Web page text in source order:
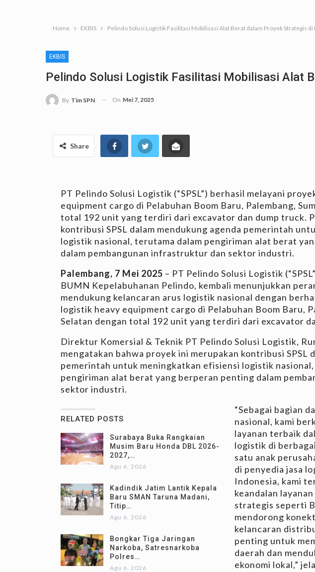
Home EKBIS Pelindo Solusi Logistik Fasilitasi Mobilisasi Alat Berat dalam Proyek Strategis di
EKBIS
Pelindo Solusi Logistik Fasilitasi Mobilisasi Alat
By Tim SPN On Mei 7, 2025
Share
PT Pelindo Solusi Logistik (“SPSL”) berhasil melayani
equipment cargo di Pelabuhan Boom Baru, Palembang,
total 192 unit yang terdiri dari excavator dan dump truck.
kontribusi SPSL dalam mendukung agenda pemerintah
logistik nasional, terutama dalam pengiriman alat berat
dalam pembangunan infrastruktur dan sektor industri.
Palembang, 7 Mei 2025 – PT Pelindo Solusi Logistik
BUMN Kepelabuhanan Pelindo, kembali menunjukkan
mendukung kelancaran arus logistik nasional dengan
logistik heavy equipment cargo di Pelabuhan Boom Baru,
Selatan dengan total 192 unit yang terdiri dari excavator
Direktur Komersial & Teknik PT Pelindo Solusi Logistik,
mengatakan bahwa proyek ini merupakan kontribusi SPSL
pemerintah untuk meningkatkan efisiensi logistik
pengiriman alat berat yang berperan penting dalam
sektor industri.
RELATED POSTS
Surabaya Buka Rangkaian
Musim Baru Honda DBL 2026-
2027,…
Agu 6, 2026
Kadindik Jatim Lantik Kepala
Baru SMAN Taruna Madani,
Titip…
Agu 6, 2026
Bongkar Tiga Jaringan
Narkoba, Satresnarkoba
Polres…
Agu 6, 2026
“Sebagai bagian
nasional, kami
layanan terbaik
logistik di
satu anak
di penyedia jasa
Indonesia, kami
keandalan
strategis seperti
mendorong
kelancaran
penting untuk
daerah dan
ekonomi lokal,”